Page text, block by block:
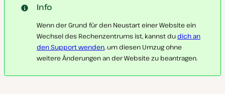
Info
Wenn der Grund für den Neustart einer Website ein
Wechsel des Rechenzentrums ist, kannst dudich an
den Support wenden, um diesen Umzug ohne
weitere Änderungen an der Website zu beantragen.